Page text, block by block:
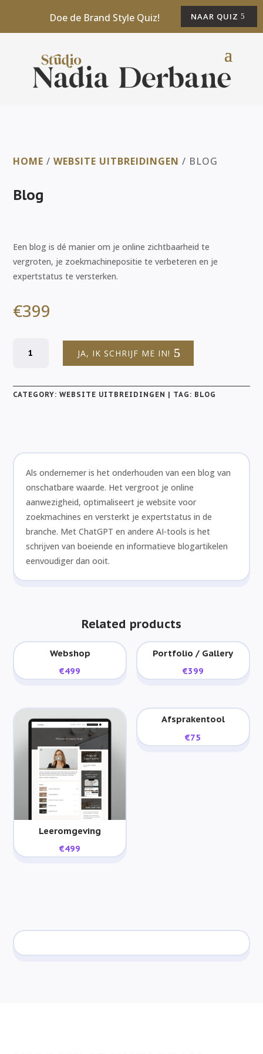
Doe de Brand Style Quiz! NAAR QUIZ
HOME /WEBSITE UITBREIDINGEN / BLOG
Blog
Een blog is dé manier om je online zichtbaarheid te
vergroten, je zoekmachinepositie te verbeteren en je
expertstatus te versterken.
€399
JA, IK SCHRIJF ME IN!
CATEGORY:WEBSITE UITBREIDINGEN TAG: BLOG
Als ondernemer is het onderhouden van een blog van
onschatbare waarde. Het vergroot je online
aanwezigheid, optimaliseert je website voor
zoekmachines en versterkt je expertstatus in de
branche. Met ChatGPT en andere AI-tools is het
schrijven van boeiende en informatieve blogartikelen
eenvoudiger dan ooit.
Related products
Webshop
€499
Portfolio / Gallery
€399
Leeromgeving
€499
Afsprakentool
€75